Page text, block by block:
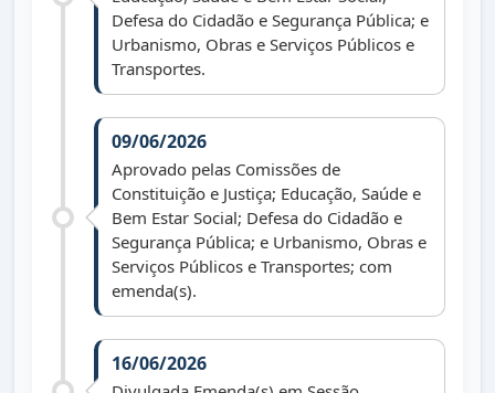
Defesa do Cidadão e Segurança Pública; e
Urbanismo, Obras e Serviços Públicos e
Transportes.
09/06/2026
Aprovado pelas Comissões de
Constituição e Justiça; Educação, Saúde e
Bem Estar Social; Defesa do Cidadão e
Segurança Pública; e Urbanismo, Obras e
Serviços Públicos e Transportes; com
emenda(s).
16/06/2026